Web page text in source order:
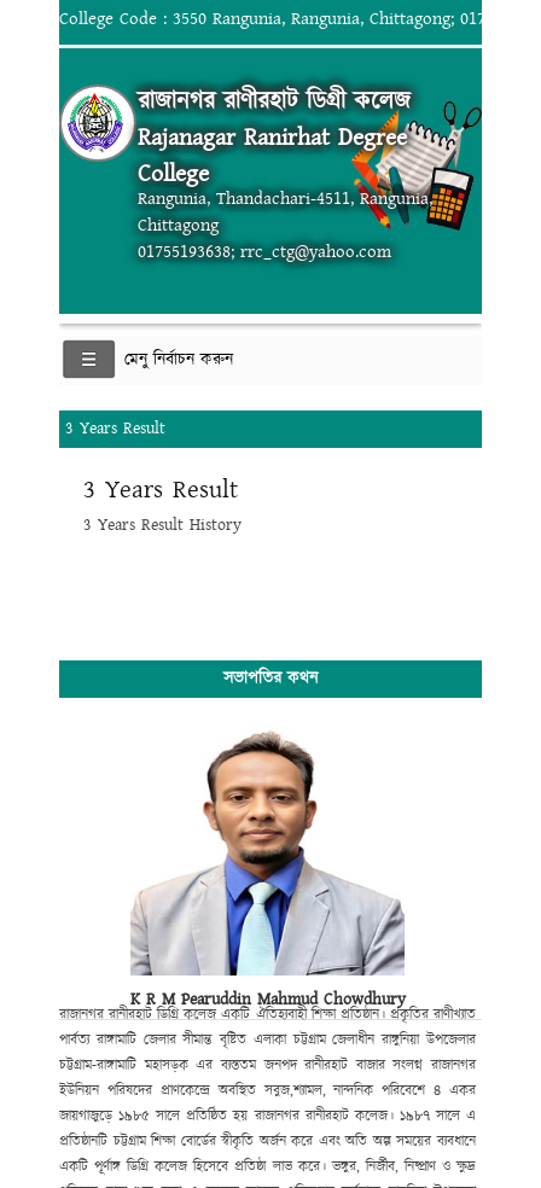
College Code : 3550 Rangunia, Rangunia, Chittagong;
রাজানগর রাণীরহাট ডিগ্রী কলেজ
Rajanagar Ranirhat Degree
College
Rangunia, Thandachari-4511, Rangunia,
Chittagong
01755193638; rrc_ctg@yahoo.com
মেনু নির্বাচন করুন
3 Years Result
3 Years Result
3 Years Result History
সভাপতির কথন
K R M Pearuddin Mahmud Chowdhury
রাজানগর রানীরহাট ডিগ্রি কলেজ একটি ঐতিহ্যবাহী শিক্ষা প্রতিষ্ঠান। প্রকৃতির রাণীখ্যাত
পার্বত্য রাঙ্গামাটি জেলার সীমান্ত বৃষ্টিত এলাকা চট্টগ্রাম জেলাধীন রাঙ্গুনিয়া উপজেলার
চট্টগ্রাম-রাঙ্গামাটি মহাসড়ক এর ব্যস্ততম জনপদ রানীরহাট বাজার সংলগ্ন রাজানগর
ইউনিয়ন পরিষদের প্রাণকেন্দ্রে অবস্থিত সবুজ,শ্যামল, নান্দনিক পরিবেশে ৪ একর
জায়গাজুড়ে ১৯৮৫ সালে প্রতিষ্ঠিত হয় রাজানগর রানীরহাট কলেজ। ১৯৮৭ সালে এ
প্রতিষ্ঠানটি চট্টগ্রাম শিক্ষা বোর্ডের স্বীকৃতি অর্জন করে এবং অতি অল্প সময়ের ব্যবধানে
একটি পূর্ণাঙ্গ ডিগ্রি কলেজ হিসেবে প্রতিষ্ঠা লাভ করে। ভঙ্গুর, নির্জীব, নিষ্প্রাণ ও ক্ষুদ্র